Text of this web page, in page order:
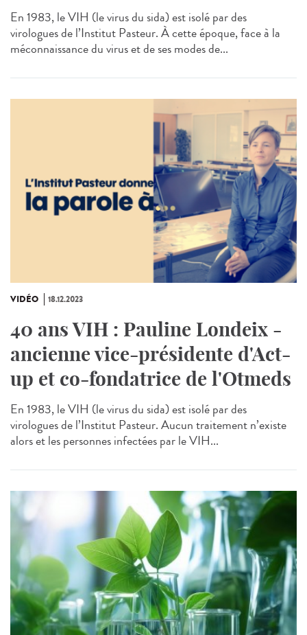
En 1983, le VIH (le virus du sida) est isolé par des
virologues de l’Institut Pasteur. À cette époque, face à la
méconnaissance du virus et de ses modes de...
VIDÉO 18.12.2023
40 ans VIH : Pauline Londeix -
ancienne vice-présidente d'Act-
up et co-fondatrice de l'Otmeds
En 1983, le VIH (le virus du sida) est isolé par des
virologues de l’Institut Pasteur. Aucun traitement n’existe
alors et les personnes infectées par le VIH...